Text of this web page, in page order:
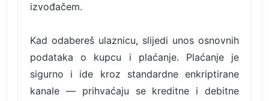
izvođačem.
Kad odabereš ulaznicu, slijedi unos osnovnih
podataka o kupcu i plaćanje. Plaćanje je
sigurno i ide kroz standardne enkriptirane
kanale — prihvaćaju se kreditne i debitne